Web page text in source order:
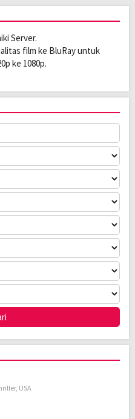
Server.
film ke BluRay untuk
ke 1080p.
, USA